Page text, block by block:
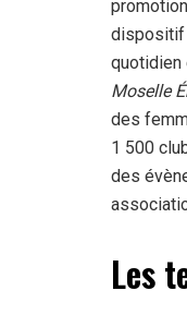
dispositif
quotidien
Moselle
des
1 500
des
Les